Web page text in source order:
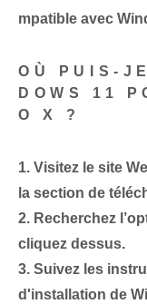
mpatible avec
OÙ PUIS-
DOWS 11
O X ?
1. Visitez le site
la section de
2. Recherchez
cliquez dessus.
3. Suivez les
d'installation de